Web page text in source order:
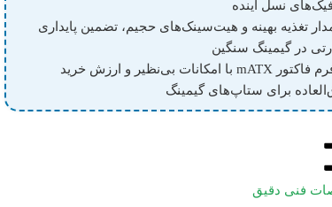
نسل آینده
تغذیه بهینه و هیت‌سینک‌های حجیم، تضمین پایداری
در گیمینگ سنگین
فرم فاکتور mATX با امکانات بی‌نظیر و ارزش خرید
برای ستاپ‌های گیمینگ
فنی دقیق